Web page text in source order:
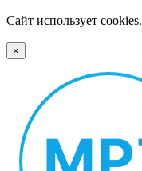
Сайт использует cookies.
×